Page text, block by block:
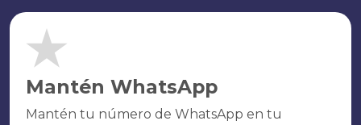
Mantén WhatsApp
Mantén tu número de WhatsApp en tu